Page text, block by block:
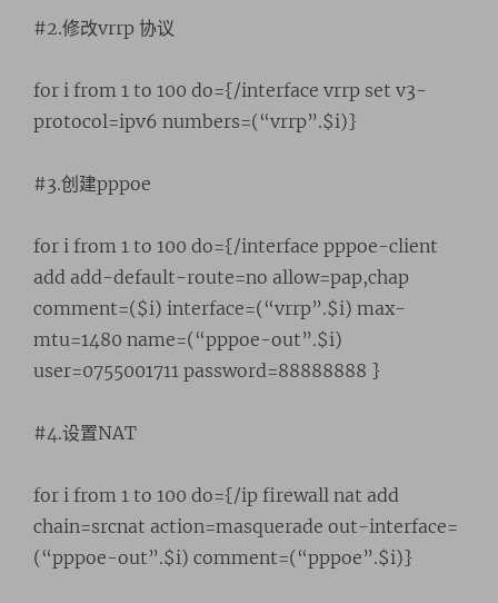
#2.修改vrrp 协议
for i from 1 to 100 do={/interface vrrp set v3-
protocol=ipv6 numbers=(“vrrp”.$i)}
#3.创建pppoe
for i from 1 to 100 do={/interface pppoe-client
add add-default-route=no allow=pap,chap
comment=($i) interface=(“vrrp”.$i) max-
mtu=1480 name=(“pppoe-out”.$i)
user=0755001711 password=88888888 }
#4.设置NAT
for i from 1 to 100 do={/ip firewall nat add
chain=srcnat action=masquerade out-interface=
(“pppoe-out”.$i) comment=(“pppoe”.$i)}